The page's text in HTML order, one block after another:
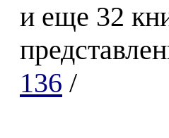
и еще 32
136 /